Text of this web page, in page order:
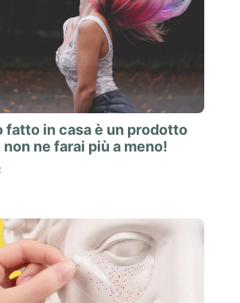
fatto in casa è un prodotto
ne farai più a meno!